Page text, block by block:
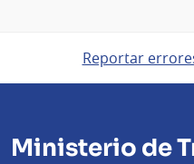
Reportar
Ministerio de